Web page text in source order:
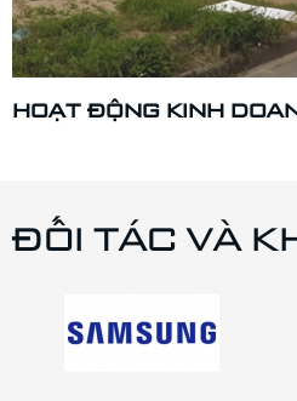
HOẠT ĐỘNG KINH
ĐỐI TÁC VÀ